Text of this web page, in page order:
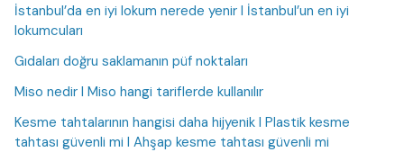
İstanbul’da en iyi lokum nerede yenir I İstanbul’un en iyi
lokumcuları
Gıdaları doğru saklamanın püf noktaları
Miso nedir I Miso hangi tariflerde kullanılır
Kesme tahtalarının hangisi daha hijyenik I Plastik kesme
tahtası güvenli mi I Ahşap kesme tahtası güvenli mi